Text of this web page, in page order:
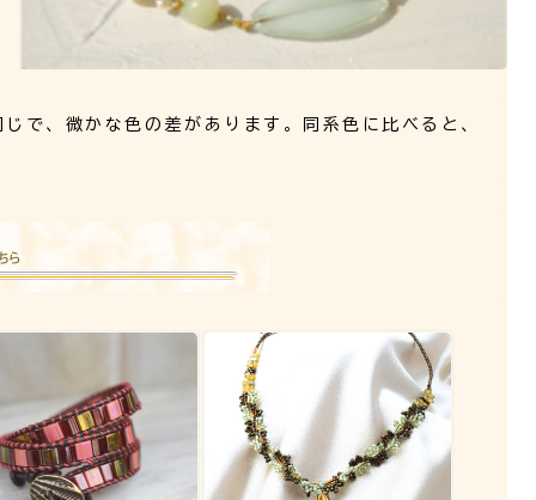
で、微かな色の差があります。同系色に比べると、